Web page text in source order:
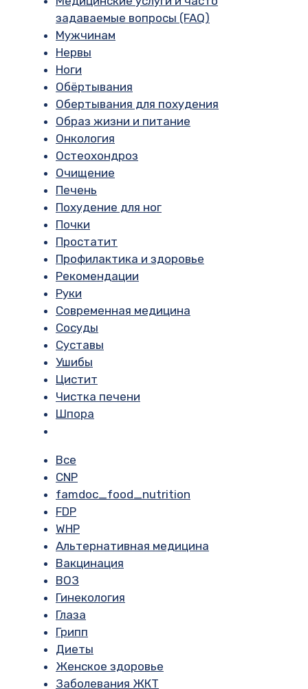
задаваемые вопросы (FAQ)
Мужчинам
Нервы
Ноги
Обёртывания
Обертывания для похудения
Образ жизни и питание
Онкология
Остеохондроз
Очищение
Печень
Похудение для ног
Почки
Простатит
Профилактика и здоровье
Рекомендации
Руки
Современная медицина
Сосуды
Суставы
Ушибы
Цистит
Чистка печени
Шпора
Все
CNP
famdoc_food_nutrition
FDP
WHP
Альтернативная медицина
Вакцинация
ВОЗ
Гинекология
Глаза
Грипп
Диеты
Женское здоровье
Заболевания ЖКТ